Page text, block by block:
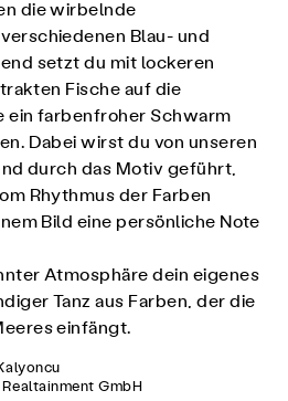
die wirbelnde
Blau- und
setzt du mit lockeren
Fische auf die
ein farbenfroher Schwarm
Dabei wirst du von unseren
durch das Motiv geführt,
Rhythmus der Farben
Bild eine persönliche Note
Atmosphäre dein eigenes
Tanz aus Farben, der die
einfängt.
GmbH